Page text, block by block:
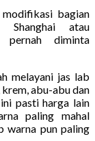
modifikasi bagian
atau
diminta
melayani jas lab
abu-abu dan
pasti harga lain
paling mahal
warna pun paling